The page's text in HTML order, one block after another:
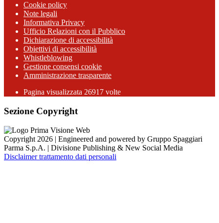
Cookie policy
Note legali
Informativa Privacy
Ufficio Relazioni con il Pubblico
Dichiarazione di accessibilità
Obiettivi di accessibilità
Whistleblowing
Gestione consensi cookie
Amministrazione trasparente
Pagina visualizzata 26917 volte
Sezione Copyright
Copyright 2026 | Engineered and powered by Gruppo Spaggiari
Parma S.p.A. | Divisione Publishing & New Social Media
Disclaimer trattamento dati personali